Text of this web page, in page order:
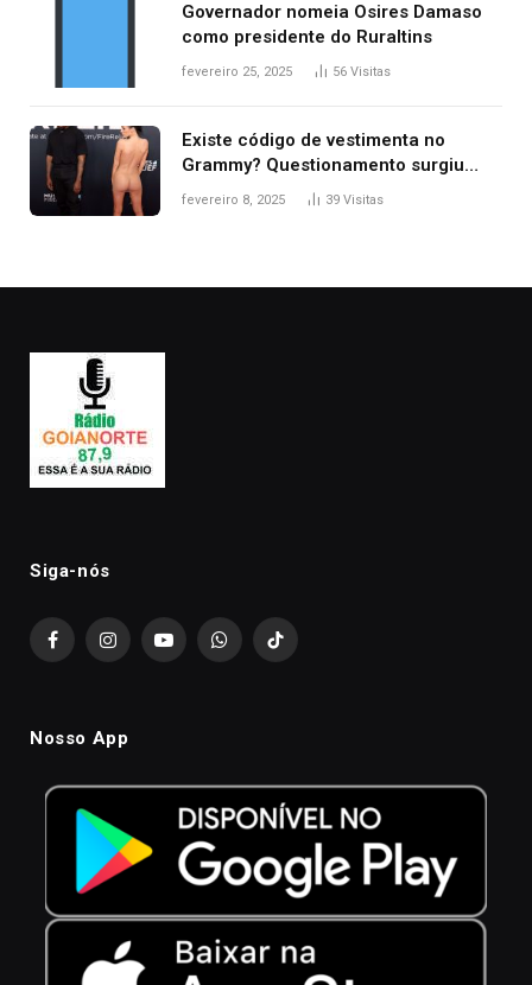
Governador nomeia Osires Damaso
como presidente do Ruraltins
fevereiro 25, 2025 56 Visitas
Existe código de vestimenta no
Grammy? Questionamento surgiu
após Bianca Censori, mulher de
fevereiro 8, 2025 39 Visitas
Siga-nós
FacebookInstagramYouTubeWhatsAppTikTok
Nosso App